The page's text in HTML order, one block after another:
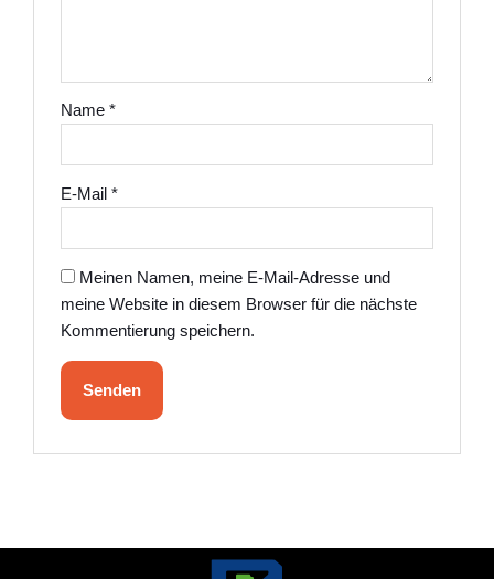
Name*
E-Mail*
Meinen Namen, meine E-Mail-Adresse und
meine Website in diesem Browser für die nächste
Kommentierung speichern.